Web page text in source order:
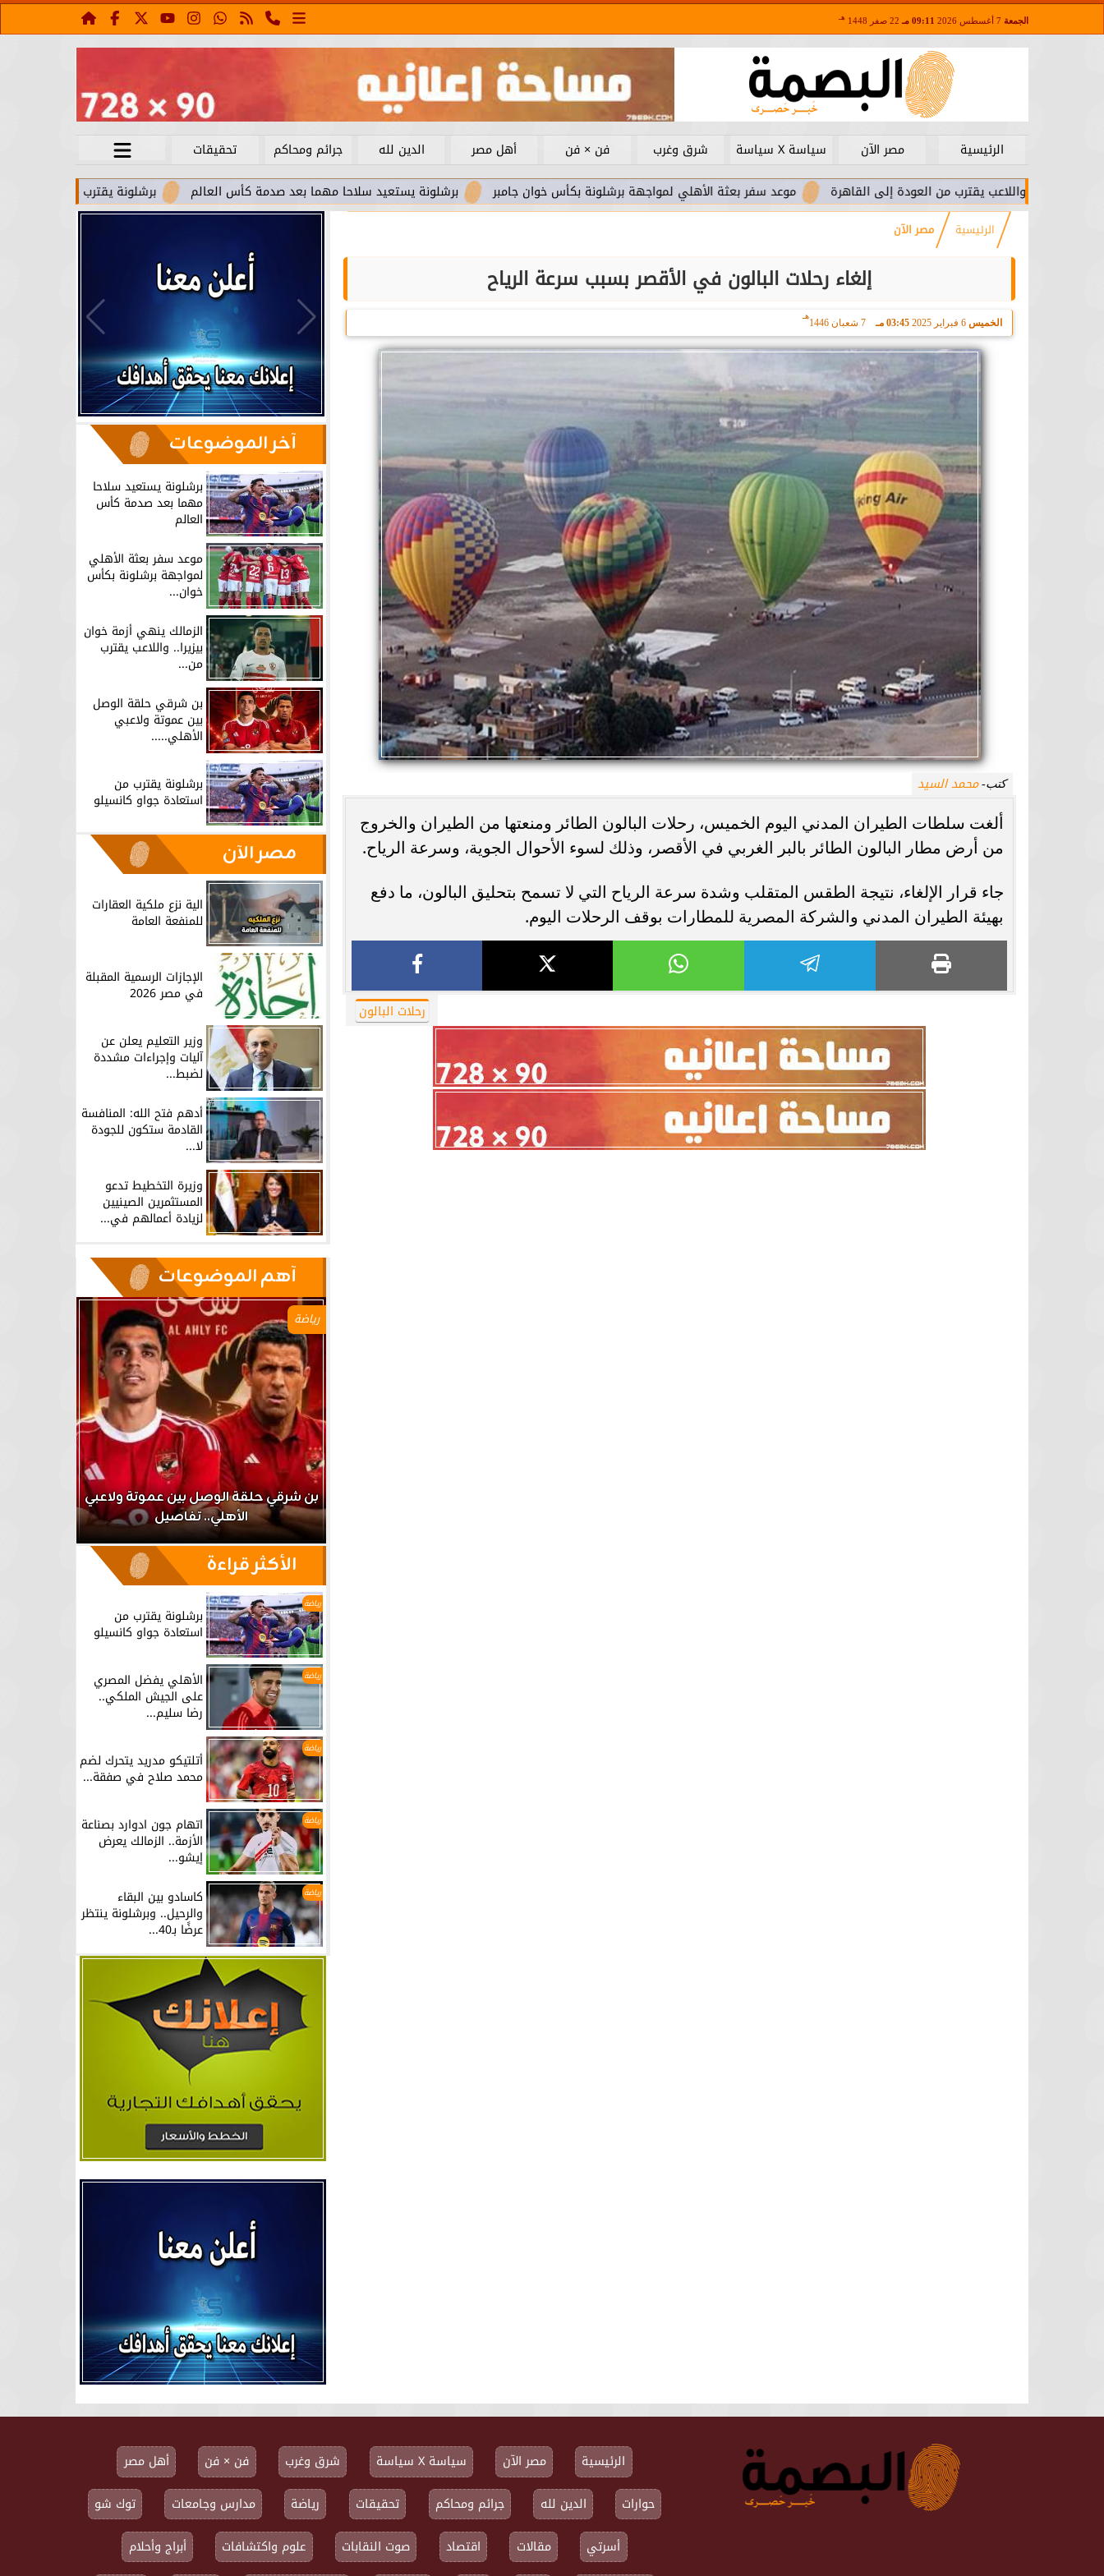
الجمعة 09:11 مـ 22 صفر 1448 هـ
الرئيسية مصر الآن سياسة X سياسة شرق وغرب فن × فن أهل مصر الدين لله جرائم ومحاكم
تحقيقات
برشلونة يقترب من استعادة جواو كانسيلو
برشلونة يستعيد سلاحا مهما بعد صدمة كأس العالم موعد سفر بعثة الأهلي لمواجهة برشلونة بكأس خوان جامبر واللاعب يقترب من العودة إلى القاهرة
الرئيسية مصر الآن
إلغاء رحلات البالون في الأقصر بسبب سرعة الرياح
الخميس 6 فبراير 2025 03:45 مـ 7 شعبان 1446
هـ
كتب-محمد السيد
ألغت سلطات الطيران المدني اليوم الخميس، رحلات البالون الطائر ومنعتها من الطيران والخروج
من أرض مطار البالون الطائر بالبر الغربي في الأقصر، وذلك لسوء الأحوال الجوية، وسرعة الرياح.
جاء قرار الإلغاء، نتيجة الطقس المتقلب وشدة سرعة الرياح التي لا تسمح بتحليق البالون، ما دفع
بهيئة الطيران المدني والشركة المصرية للمطارات بوقف الرحلات اليوم.
رحلات البالون
آخر الموضوعات
برشلونة يستعيد سلاحا
مهما بعد صدمة كأس
العالم
موعد سفر بعثة الأهلي
لمواجهة برشلونة بكأس
خوان...
الزمالك ينهي أزمة خوان
بيزيرا.. واللاعب يقترب
من...
بن شرقي حلقة الوصل
بين عموتة ولاعبي
الأهلي.....
برشلونة يقترب من
استعادة جواو كانسيلو
مصر الآن
الية نزع ملكية العقارات
للمنفعة العامة
الإجازات الرسمية المقبلة
في مصر 2026
وزير التعليم يعلن عن
آليات وإجراءات مشددة
لضبط...
أدهم فتح الله: المنافسة
القادمة ستكون للجودة
لا...
وزيرة التخطيط تدعو
المستثمرين الصينيين
لزيادة أعمالهم في...
آهم الموضوعات
رياضة
بن شرقي حلقة الوصل بين عموتة ولاعبي
الأهلي.. تفاصيل
الأكثر قراءة
رياضة
برشلونة يقترب من
استعادة جواو كانسيلو
رياضة الأهلي يفضل المصري
على الجيش الملكي..
رضا سليم...
رياضة
أتلتيكو مدريد يتحرك لضم
محمد صلاح في صفقة...
رياضة اتهام جون ادوارد بصناعة
الأزمة.. الزمالك يعرض
إيشو...
رياضة كاسادو بين البقاء
والرحيل.. وبرشلونة ينتظر
عرضًا بـ40...
الرئيسية مصر الآن سياسة X سياسة شرق وغرب فن × فن
أهل مصر
حوارات
الدين لله جرائم ومحاكم تحقيقات رياضة مدارس وجامعات
توك شو
أسرتي
مقالات اقتصاد صوت النقابات علوم واكتشافات أبراج وأحلام